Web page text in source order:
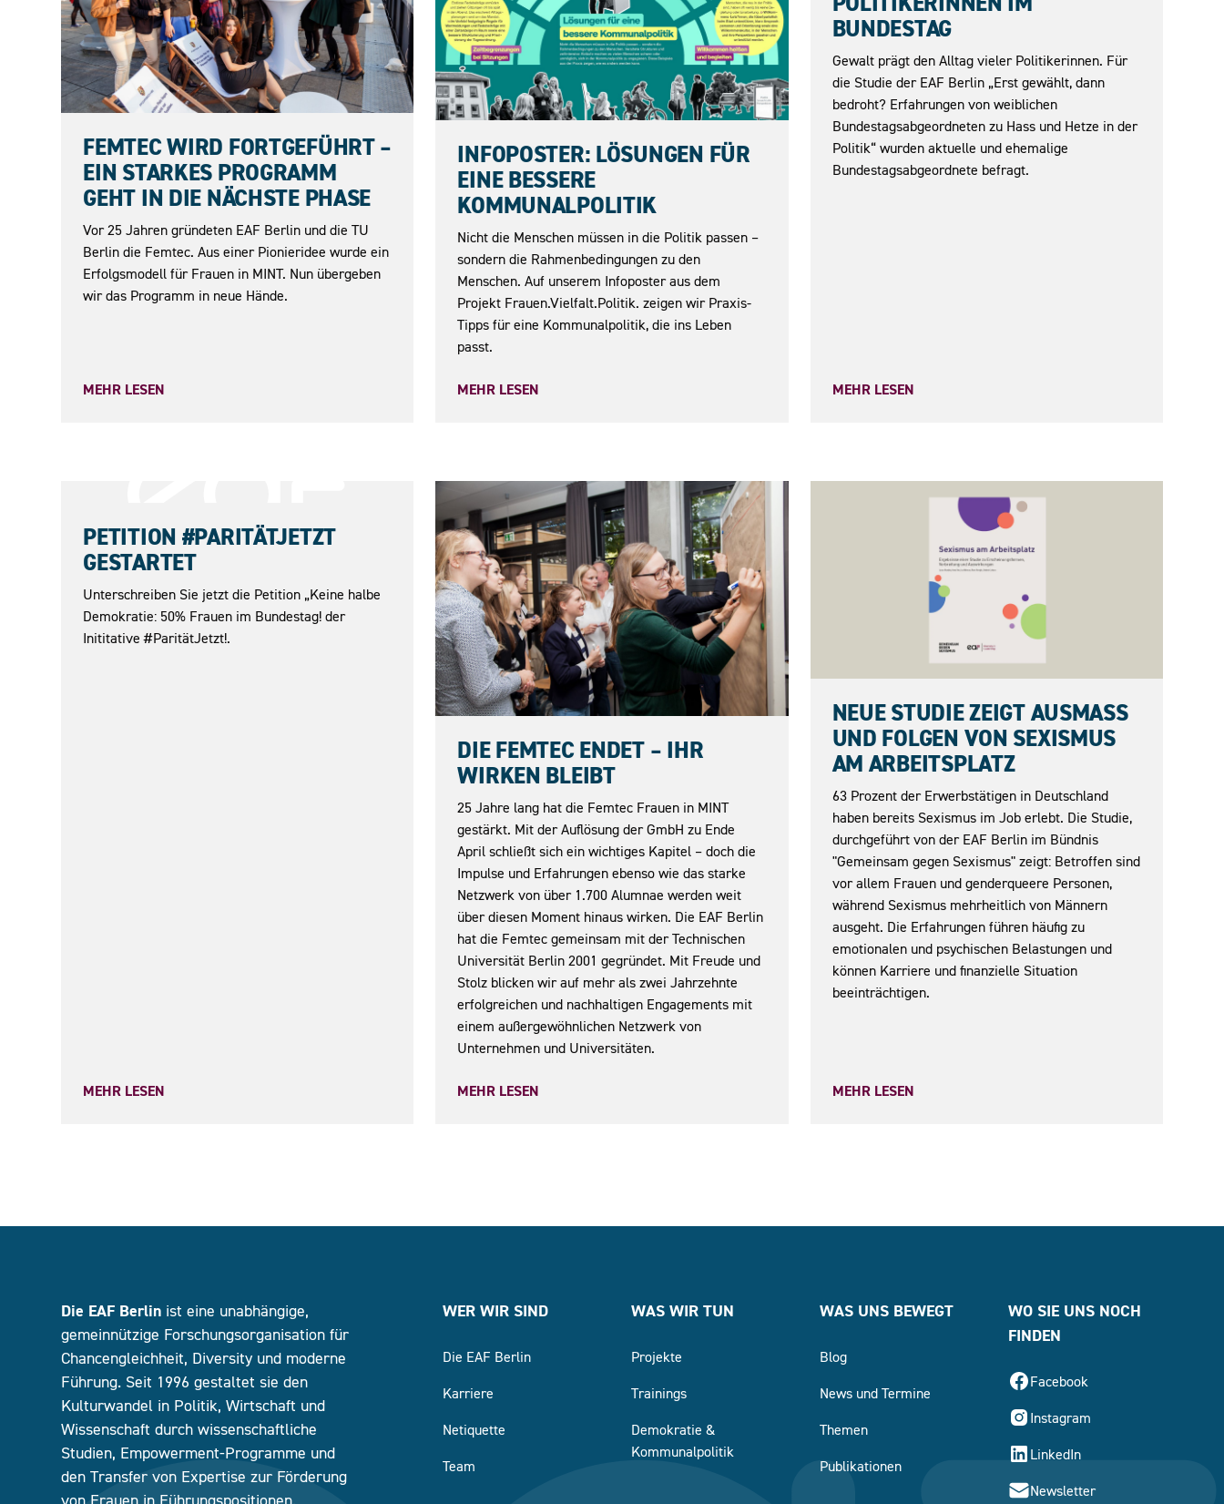
FEMTEC WIRD FORTGEFÜHRT –
EIN STARKES PROGRAMM
GEHT IN DIE NÄCHSTE PHASE
Vor 25 Jahren gründeten EAF Berlin und die TU
Berlin die Femtec. Aus einer Pionieridee wurde ein
Erfolgsmodell für Frauen in MINT. Nun übergeben
wir das Programm in neue Hände.
MEHR LESEN
INFOPOSTER: LÖSUNGEN FÜR
EINE BESSERE
KOMMUNALPOLITIK
Nicht die Menschen müssen in die Politik passen –
sondern die Rahmenbedingungen zu den
Menschen. Auf unserem Infoposter aus dem
Projekt Frauen.Vielfalt.Politik. zeigen wir Praxis-
Tipps für eine Kommunalpolitik, die ins Leben
passt.
MEHR LESEN
BUNDESTAG
Gewalt prägt den Alltag vieler Politikerinnen. Für
die Studie der EAF Berlin „Erst gewählt, dann
bedroht? Erfahrungen von weiblichen
Bundestagsabgeordneten zu Hass und Hetze in der
Politik“ wurden aktuelle und ehemalige
Bundestagsabgeordnete befragt.
MEHR LESEN
PETITION #PARITÄTJETZT
GESTARTET
Unterschreiben Sie jetzt die Petition „Keine halbe
Demokratie: 50% Frauen im Bundestag! der
Inititative #ParitätJetzt!.
MEHR LESEN
DIE FEMTEC ENDET – IHR
WIRKEN BLEIBT
25 Jahre lang hat die Femtec Frauen in MINT
gestärkt. Mit der Auflösung der GmbH zu Ende
April schließt sich ein wichtiges Kapitel – doch die
Impulse und Erfahrungen ebenso wie das starke
Netzwerk von über 1.700 Alumnae werden weit
über diesen Moment hinaus wirken. Die EAF Berlin
hat die Femtec gemeinsam mit der Technischen
Universität Berlin 2001 gegründet. Mit Freude und
Stolz blicken wir auf mehr als zwei Jahrzehnte
erfolgreichen und nachhaltigen Engagements mit
einem außergewöhnlichen Netzwerk von
Unternehmen und Universitäten.
MEHR LESEN
NEUE STUDIE ZEIGT AUSMASS U
ND FOLGEN VON SEXISMUS A
M ARBEITSPLATZ
63 Prozent der Erwerbstätigen in Deutschland
haben bereits Sexismus im Job erlebt. Die Studie,
durchgeführt von der EAF Berlin im Bündnis
"Gemeinsam gegen Sexismus" zeigt: Betroffen sind
vor allem Frauen und genderqueere Personen,
während Sexismus mehrheitlich von Männern
ausgeht. Die Erfahrungen führen häufig zu
emotionalen und psychischen Belastungen und
können Karriere und finanzielle Situation
beeinträchtigen.
MEHR LESEN
Die EAF Berlin ist eine unabhängige,
gemeinnützige Forschungsorganisation für
Chancengleichheit, Diversity und moderne
Führung. Seit 1996 gestaltet sie den
Kulturwandel in Politik, Wirtschaft und
Wissenschaft durch wissenschaftliche
Studien, Empowerment-Programme und
den Transfer von Expertise zur Förderung
WER WIR SIND
Die EAF Berlin
Karriere
Netiquette
Team
WAS WIR TUN
Projekte
Trainings
Demokratie &
Kommunalpolitik
WAS UNS BEWEGT
Blog
News und Termine
Themen
Publikationen
WO SIE UNS NOCH
FINDEN
Facebook
Instagram
LinkedIn
Newsletter